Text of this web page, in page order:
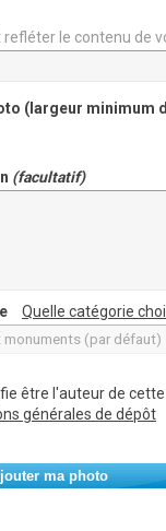
refléter le contenu de
(largeur minimum
(facultatif)
Quelle catégorie
être l'auteur de
générales de dépôt
ma photo